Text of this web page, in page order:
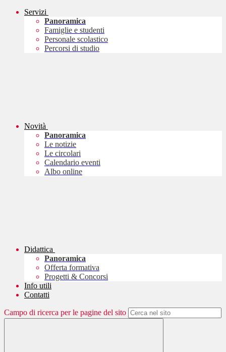
Servizi
Panoramica
Famiglie e studenti
Personale scolastico
Percorsi di studio
Novità
Panoramica
Le notizie
Le circolari
Calendario eventi
Albo online
Didattica
Panoramica
Offerta formativa
Progetti & Concorsi
Info utili
Contatti
Campo di ricerca per le pagine del sito